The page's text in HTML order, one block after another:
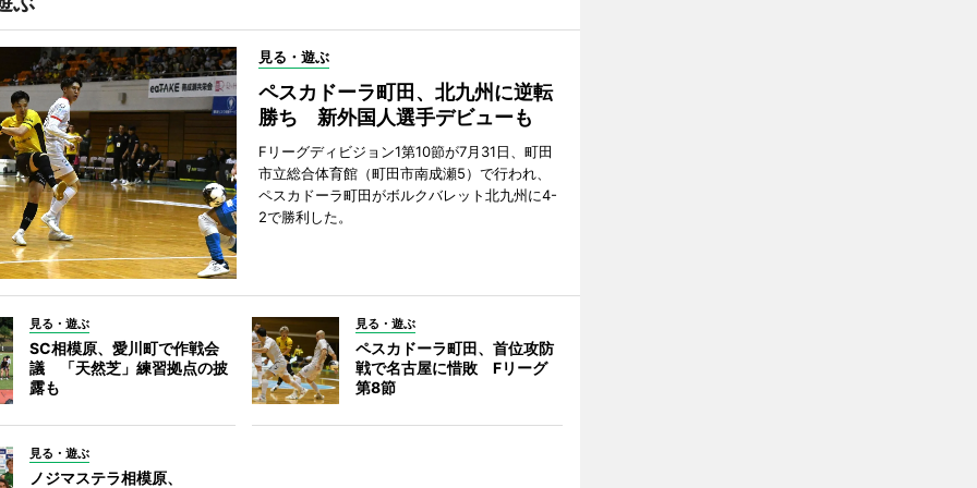
見る・遊ぶ
ペスカドーラ町田、北九州に逆転
勝ち 新外国人選手デビューも
Fリーグディビジョン1第10節が7月31日、町田
市立総合体育館（町田市南成瀬5）で行われ、
ペスカドーラ町田がボルクバレット北九州に4-
2で勝利した。
見る・遊ぶ
SC相模原、愛川町で作戦会
議 「天然芝」練習拠点の披
露も
見る・遊ぶ
ペスカドーラ町田、首位攻防
戦で名古屋に惜敗 Fリーグ
第8節
見る・遊ぶ
ノジマステラ相模原、